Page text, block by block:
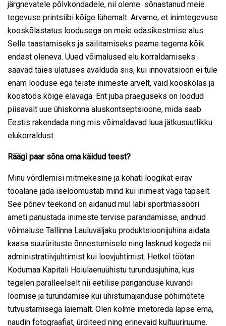
järgnevatele põlvkondadele, nii oleme sõnastanud meie
tegevuse printsiibi kõige lühemalt. Arvame, et inimtegevuse
kooskõlastatus loodusega on meie edasikestmise alus.
Selle taastamiseks ja säilitamiseks peame tegema kõik
endast oleneva. Uued võimalused elu korraldamiseks
saavad täies ulatuses avalduda siis, kui innovatsioon ei tule
enam looduse ega teiste inimeste arvelt, vaid kooskõlas ja
koostöös kõige elavaga. Ent juba praeguseks on loodud
piisavalt uue ühiskonna aluskontseptsioone, mida saab
Eestis rakendada ning mis võimaldavad luua jätkusuutlikku
elukorraldust.
Räägi paar sõna oma käidud teest?
Minu võrdlemisi mitmekesine ja kohati loogikat eirav
tööalane jada iseloomustab mind kui inimest väga täpselt.
See põnev teekond on aidanud mul läbi sportmassööri
ameti panustada inimeste tervise parandamisse, andnud
võimaluse Tallinna Lauluväljaku produktsioonijuhina aidata
kaasa suurürituste õnnestumisele ning lasknud kogeda nii
administratiivjuhtimist kui loovjuhtimist. Hetkel töötan
Kodumaa Kapitali Hoiulaenuühistu turundusjuhina, kus
tegelen paralleelselt nii eetilise panganduse kuvandi
loomise ja turundamise kui ühistumajanduse põhimõtete
tutvustamisega laiemalt. Olen kolme imetoreda lapse ema,
naudin fotograafiat, ürditeed ning erinevaid kultuuriruume.